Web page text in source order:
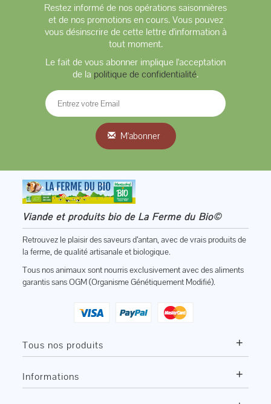
Restez informé de nos opérations saisonnières
et de nos promotions en cours. Vous pouvez
vous désinscrire de cette lettre d'information à
tout moment.
Le fait de vous abonner implique l'acceptation
de la politique de confidentialité.
M'abonner
Viande et produits bio de La Ferme du Bio©
Retrouvez le plaisir des saveurs d’antan, avec de vrais produits de
la ferme, de qualité artisanale et biologique.
Tous nos animaux sont nourris exclusivement avec des aliments
garantis sans OGM (Organisme Génétiquement Modifié).
Tous nos produits +
Informations +